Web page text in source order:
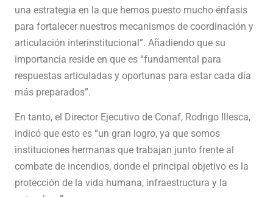
una estrategia en la que hemos puesto mucho énfasis
para fortalecer nuestros mecanismos de coordinación y
articulación interinstitucional”. Añadiendo que su
importancia reside en que es “fundamental para
respuestas articuladas y oportunas para estar cada día
más preparados”.
En tanto, el Director Ejecutivo de Conaf, Rodrigo Illesca,
indicó que esto es “un gran logro, ya que somos
instituciones hermanas que trabajan junto frente al
combate de incendios, donde el principal objetivo es la
protección de la vida humana, infraestructura y la